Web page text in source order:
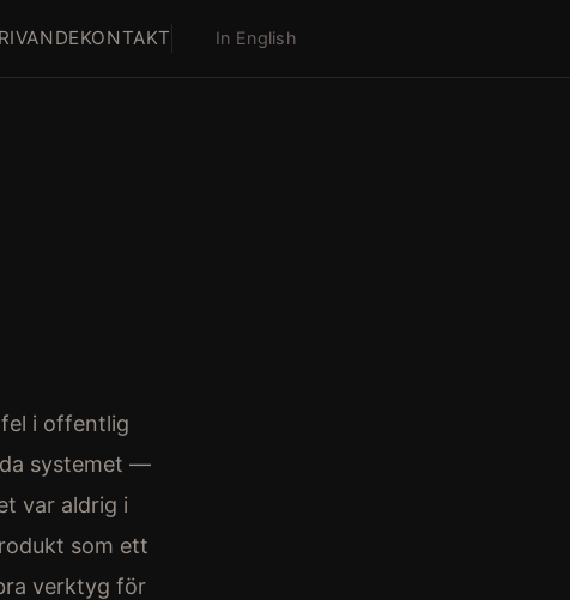
KONTAKT In English
i offentlig
systemet —
var aldrig i
som ett
verktyg för